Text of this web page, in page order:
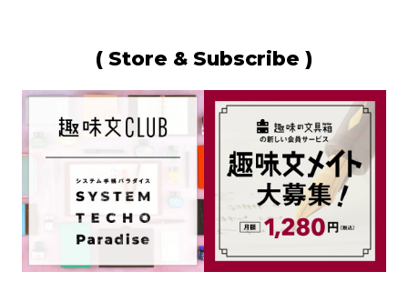
( Store & Subscribe )
色艶増す、堅牢な一本｜セーラー
万年筆「ブラックマイカルタ...
2026.07.06